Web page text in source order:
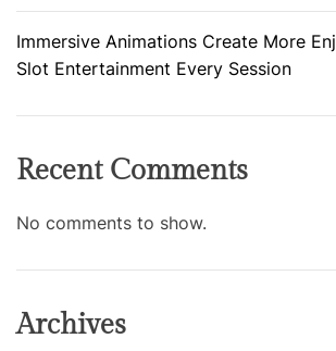
Immersive Animations Create More
Slot Entertainment Every Session
Recent Comments
No comments to show.
Archives